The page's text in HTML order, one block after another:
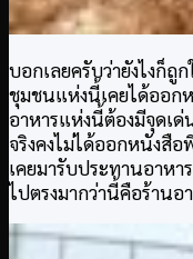
บอกเลยครับว่ายังไงก็
ชุมชนแห่งนี้เคยได้ออก
อาหารแห่งนี้ต้องมีจุดเ
จริงคงไม่ได้ออกหนังสื
เคยมารับประทานอาห
ไปตรงมากว่านี้คือร้าน